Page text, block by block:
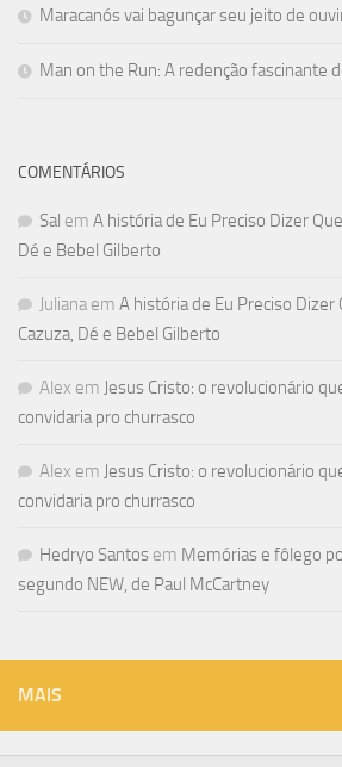
Maracanós vai bagunçar seu jeito de
Man on the Run: A redenção fascinante
COMENTÁRIOS
Sal em A história de Eu Preciso Dizer
Dé e Bebel Gilberto
Juliana em A história de Eu Preciso Dizer
Cazuza, Dé e Bebel Gilberto
Alex em Jesus Cristo: o revolucionário
convidaria pro churrasco
Alex em Jesus Cristo: o revolucionário
convidaria pro churrasco
Hedryo Santos em Memórias e fôlego
segundo NEW, de Paul McCartney
MAIS